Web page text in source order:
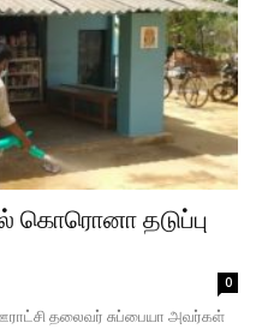
கொரொனா தடுப்பு
0
தலைவர் சுப்பையா அவர்கள்